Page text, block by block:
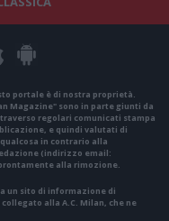
portale è di nostra proprietà.
Magazine" sono in parte giunti da
regolari comunicati stampa
e quindi valutati di
in contrario alla
(indirizzo email:
alla rimozione.
un sito di informazione di
alla A.C. Milan, che ne